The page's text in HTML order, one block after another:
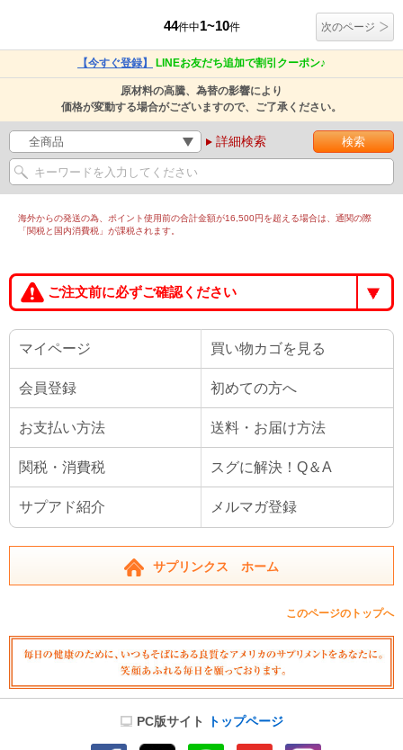
44件中1~10件 次のページ
【今すぐ登録】 LINEお友だち追加で割引クーポン♪
原材料の高騰、為替の影響により
価格が変動する場合がございますので、ご了承ください。
詳細検索
海外からの発送の為、ポイント使用前の合計金額が16,500円を超える場合は、通関の際
「関税と国内消費税」が課税されます。
ご注文前に必ずご確認ください
マイページ 買い物カゴを見る
会員登録 初めての方へ
お支払い方法 送料・お届け方法
関税・消費税 スグに解決！Q＆A
サプアド紹介 メルマガ登録
サプリンクス ホーム
このページのトップへ
PC版サイト トップページ